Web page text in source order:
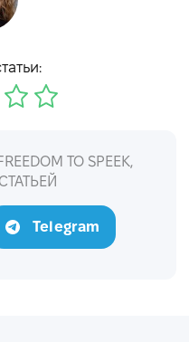
TO SPEEK,
Telegram